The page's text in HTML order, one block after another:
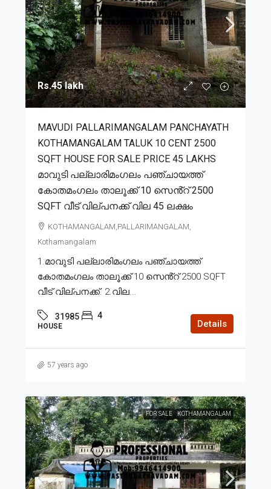
Rs.45 lakh
MAVUDI PALLARIMANGALAM PANCHAYATH
KOTHAMANGALAM TALUK 10 CENT 2500
SQFT HOUSE FOR SALE PRICE 45 LAKHS
മാവുടി പല്ലാരിമംഗലം പഞ്ചായത്ത്
കോതമംഗലം താലൂക്ക് 10 സെൻ്റ് 2500
SQFT വീട് വില്പനക്ക് വില 45 ലക്ഷം
KOTHAMANGALAM,PALLARIMANGALAM,
Kothamangalam
1.മാവുടി പല്ലാരിമംഗലം പഞ്ചായത്ത്
കോതമംഗലം താലൂക്ക് 10 സെൻ്റ് 2500 SQFT
വീട് വില്പനക്ക്. 2.വില...
31985 4
HOUSE Details
57 years ago
FOR SALE KOTHAMANGALAM